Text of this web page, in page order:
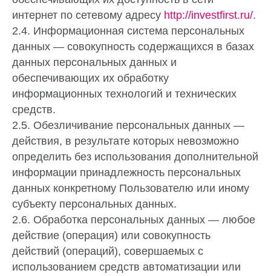
интернет по сетевому адресу http://investfirst.ru/.
2.4. Информационная система персональных
данных — совокупность содержащихся в базах
данных персональных данных и
обеспечивающих их обработку
информационных технологий и технических
средств.
2.5. Обезличивание персональных данных —
действия, в результате которых невозможно
определить без использования дополнительной
информации принадлежность персональных
данных конкретному Пользователю или иному
субъекту персональных данных.
2.6. Обработка персональных данных — любое
действие (операция) или совокупность
действий (операций), совершаемых с
использованием средств автоматизации или